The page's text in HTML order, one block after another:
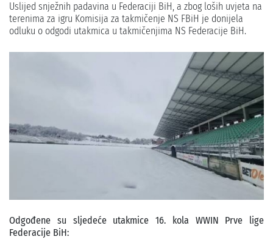
Uslijed snježnih padavina u Federaciji BiH, a zbog loših uvjeta na
terenima za igru Komisija za takmičenje NS FBiH je donijela
odluku o odgodi utakmica u takmičenjima NS Federacije BiH.
Odgođene su sljedeće utakmice 16. kola WWIN Prve lige
Federacije BiH: